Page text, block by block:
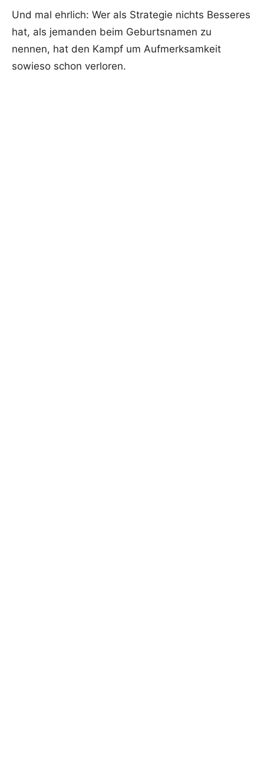
Und mal ehrlich: Wer als Strategie nichts Besseres
hat, als jemanden beim Geburtsnamen zu
nennen, hat den Kampf um Aufmerksamkeit
sowieso schon verloren.